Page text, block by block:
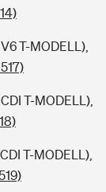
T-MODELL),
T-MODELL),
T-MODELL),